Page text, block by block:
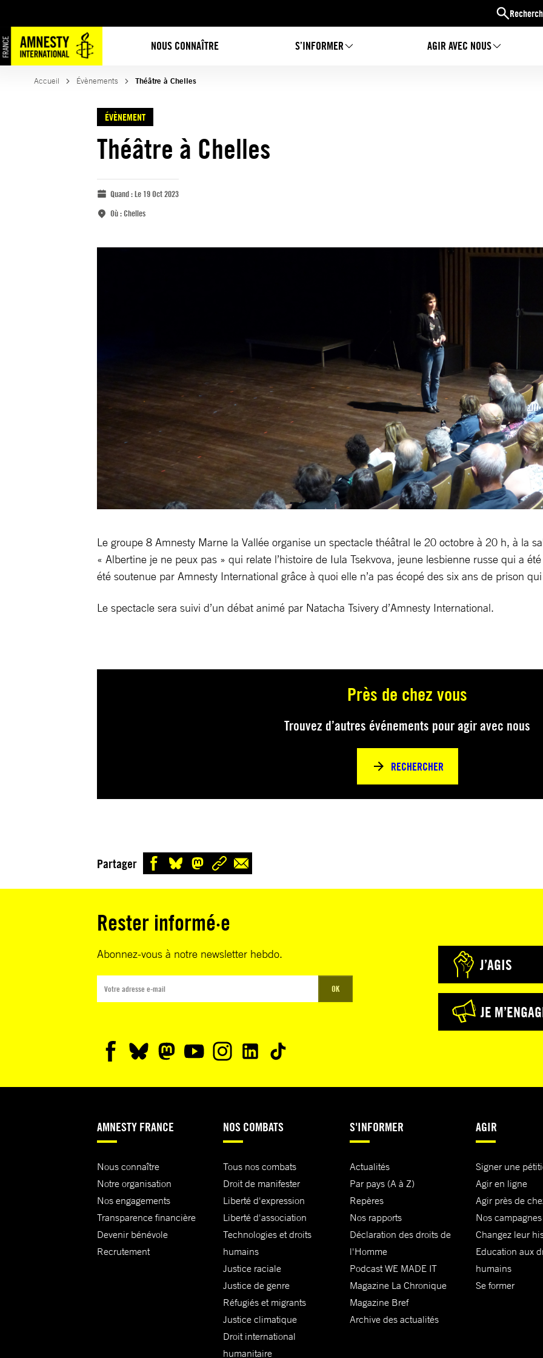
NOUS CONNAÎTRE S’INFORMER AGIR AVEC NOUS
Accueil Évènements Théâtre à Chelles
ÉVÈNEMENT
Théâtre à Chelles
Quand :Le 19 Oct 2023
Où :Chelles
Le groupe 8 Amnesty Marne la Vallée organise un spectacle théâtral le 20 octobre à 20 h, à la
« Albertine je ne peux pas » qui relate l’histoire de Iula Tsekvova, jeune lesbienne russe qui a
été soutenue par Amnesty International grâce à quoi elle n’a pas écopé des six ans de prison
Le spectacle sera suivi d’un débat animé par Natacha Tsivery d’Amnesty International.
Près de chez vous
Trouvez d’autres événements pour agir avec nous
RECHERCHER
Partager
Rester informé·e
Abonnez-vous à notre newsletter hebdo.
OK
J’AGIS
JE
AMNESTY FRANCE
Nous connaître
Notre organisation
Nos engagements
Transparence financière
Devenir bénévole
Recrutement
NOS COMBATS
Tous nos combats
Droit de manifester
Liberté d'expression
Liberté d'association
Technologies et droits
humains
Justice raciale
Justice de genre
Réfugiés et migrants
Justice climatique
Droit international
humanitaire
S'INFORMER
Actualités
Par pays (A à Z)
Repères
Nos rapports
Déclaration des droits de
l'Homme
Podcast WE MADE IT
Magazine La Chronique
Magazine Bref
Archive des actualités
AGIR
Signer une
Agir en ligne
Agir près de
Nos campagnes
Changez leur
Education aux
humains
Se former